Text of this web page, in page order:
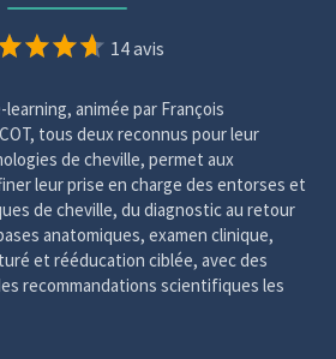
14 avis
animée par François
tous deux reconnus pour leur
de cheville, permet aux
leur prise en charge des entorses et
de cheville, du diagnostic au retour
anatomiques, examen clinique,
et rééducation ciblée, avec des
recommandations scientifiques les